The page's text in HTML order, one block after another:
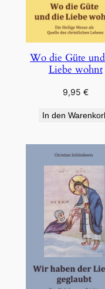
Wo die Güte
Liebe wohnt
9,95 €
In den